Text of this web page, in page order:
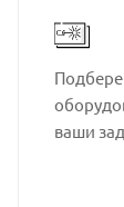
ваши